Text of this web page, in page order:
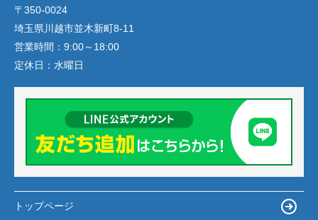
〒350-0024
埼玉県川越市並木新町8-11
営業時間： 9:00～18:00
定休日： 水曜日
トップページ